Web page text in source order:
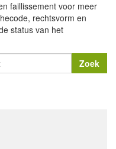
faillissement voor meer
rechtsvorm en
status van het